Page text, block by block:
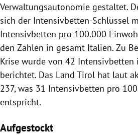
Verwaltungsautonomie gestaltet.
sich der Intensivbetten-Schlüssel
Intensivbetten pro 100.000
den Zahlen in gesamt Italien. Zu
Krise wurde von 42 Intensivbetten
berichtet. Das Land Tirol hat laut
237, was 31 Intensivbetten pro
entspricht.
Aufgestockt